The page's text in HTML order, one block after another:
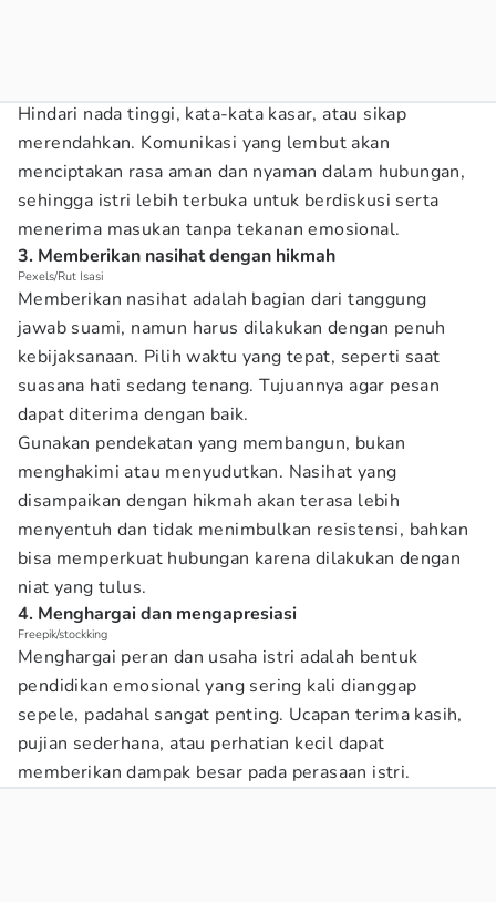
Hindari nada tinggi, kata-kata kasar, atau sikap
merendahkan. Komunikasi yang lembut akan
menciptakan rasa aman dan nyaman dalam hubungan,
sehingga istri lebih terbuka untuk berdiskusi serta
menerima masukan tanpa tekanan emosional.
3. Memberikan nasihat dengan hikmah
Pexels/Rut Isasi
Memberikan nasihat adalah bagian dari tanggung
jawab suami, namun harus dilakukan dengan penuh
kebijaksanaan. Pilih waktu yang tepat, seperti saat
suasana hati sedang tenang. Tujuannya agar pesan
dapat diterima dengan baik.
Gunakan pendekatan yang membangun, bukan
menghakimi atau menyudutkan. Nasihat yang
disampaikan dengan hikmah akan terasa lebih
menyentuh dan tidak menimbulkan resistensi, bahkan
bisa memperkuat hubungan karena dilakukan dengan
niat yang tulus.
4. Menghargai dan mengapresiasi
Freepik/stockking
Menghargai peran dan usaha istri adalah bentuk
pendidikan emosional yang sering kali dianggap
sepele, padahal sangat penting. Ucapan terima kasih,
pujian sederhana, atau perhatian kecil dapat
memberikan dampak besar pada perasaan istri.